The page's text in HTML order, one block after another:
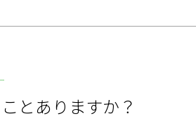
とありますか？